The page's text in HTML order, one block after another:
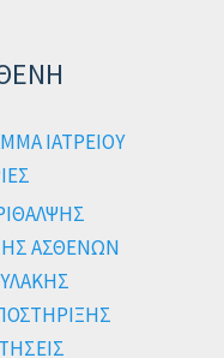
ΙΑΤΡΕΙΟΥ
ΑΣΘΕΝΩΝ